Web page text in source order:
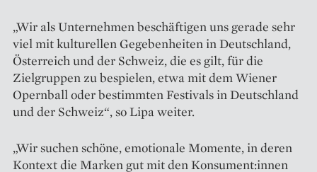
„Wir als Unternehmen beschäftigen uns gerade sehr
viel mit kulturellen Gegebenheiten in Deutschland,
Österreich und der Schweiz, die es gilt, für die
Zielgruppen zu bespielen, etwa mit dem Wiener
Opernball oder bestimmten Festivals in Deutschland
und der Schweiz“, so Lipa weiter.
„Wir suchen schöne, emotionale Momente, in deren
Kontext die Marken gut mit den Konsument:innen